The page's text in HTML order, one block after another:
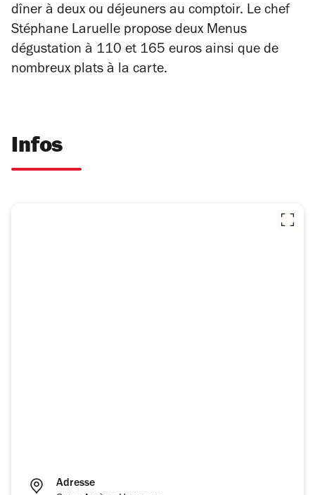
dîner à deux ou déjeuners au comptoir. Le chef
Stéphane Laruelle propose deux Menus
dégustation à 110 et 165 euros ainsi que de
nombreux plats à la carte.
Infos
Adresse